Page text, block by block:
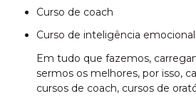
curso de coach
curso de inteligência emocional
Em tudo que fazemos,
sermos os melhores, por isso,
cursos de coach, cursos de